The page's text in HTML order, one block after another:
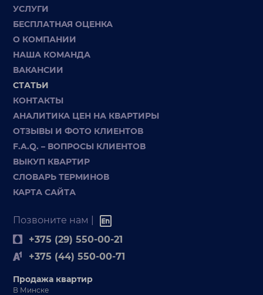
УСЛУГИ
БЕСПЛАТНАЯ ОЦЕНКА
О КОМПАНИИ
НАША КОМАНДА
ВАКАНСИИ
СТАТЬИ
КОНТАКТЫ
АНАЛИТИКА ЦЕН НА КВАРТИРЫ
ОТЗЫВЫ И ФОТО КЛИЕНТОВ
F.A.Q. – ВОПРОСЫ КЛИЕНТОВ
ВЫКУП КВАРТИР
СЛОВАРЬ ТЕРМИНОВ
КАРТА САЙТА
Позвоните нам |
+375 (29) 550-00-21
+375 (44) 550-00-71
Продажа квартир
В Минске